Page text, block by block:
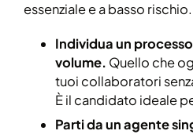
essenziale e a basso rischio.
Individua un
volume. Quello che
tuoi collaboratori
È il candidato ideale
Parti da un agente